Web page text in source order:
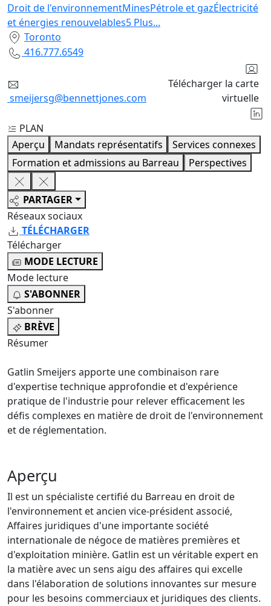
Droit de l'environnementMinesPétrole et gazÉlectricité
et énergies renouvelables5 Plus...
Toronto
416.777.6549
smeijersg@bennettjones.com
Télécharger la carte
virtuelle
PLAN
Aperçu
Mandats représentatifs
Services connexes
Formation et admissions au Barreau
Perspectives
PARTAGER
Réseaux sociaux
TÉLÉCHARGER
Télécharger
MODE LECTURE
Mode lecture
S'ABONNER
S'abonner
BRÈVE
Résumer
Gatlin Smeijers apporte une combinaison rare
d'expertise technique approfondie et d'expérience
pratique de l'industrie pour relever efficacement les
défis complexes en matière de droit de l'environnement
et de réglementation.
Aperçu
Il est un spécialiste certifié du Barreau en droit de
l'environnement et ancien vice-président associé,
Affaires juridiques d'une importante société
internationale de négoce de matières premières et
d'exploitation minière. Gatlin est un véritable expert en
la matière avec un sens aigu des affaires qui excelle
dans l'élaboration de solutions innovantes sur mesure
pour les besoins commerciaux et juridiques des clients.